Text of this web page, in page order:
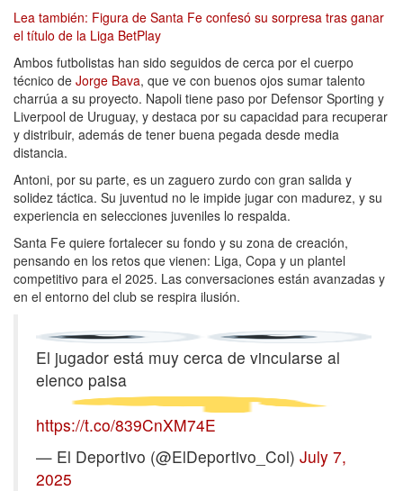
Lea también: Figura de Santa Fe confesó su sorpresa tras ganar
el título de la Liga BetPlay
Ambos futbolistas han sido seguidos de cerca por el cuerpo
técnico de Jorge Bava, que ve con buenos ojos sumar talento
charrúa a su proyecto. Napoli tiene paso por Defensor Sporting y
Liverpool de Uruguay, y destaca por su capacidad para recuperar
y distribuir, además de tener buena pegada desde media
distancia.
Antoni, por su parte, es un zaguero zurdo con gran salida y
solidez táctica. Su juventud no le impide jugar con madurez, y su
experiencia en selecciones juveniles lo respalda.
Santa Fe quiere fortalecer su fondo y su zona de creación,
pensando en los retos que vienen: Liga, Copa y un plantel
competitivo para el 2025. Las conversaciones están avanzadas y
en el entorno del club se respira ilusión.
El jugador está muy cerca de vincularse al
elenco paisa
https://t.co/839CnXM74E
— El Deportivo (@ElDeportivo_Col) July 7,
2025